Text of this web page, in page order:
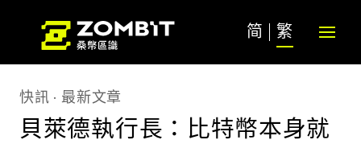
简 繁
快訊 最新文章
貝萊德執行長：比特幣本身就